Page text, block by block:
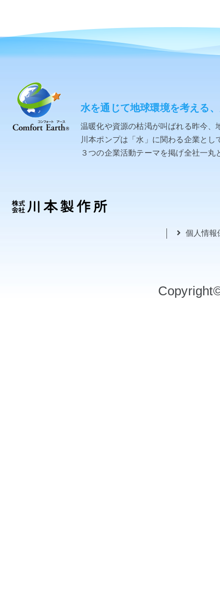
水を通じて地球環境を考える
温暖化や資源の枯渇が叫ばれる昨今
川本ポンプは「水」に関わる企業と
３つの企業活動テーマを掲げ全社一
個人情報